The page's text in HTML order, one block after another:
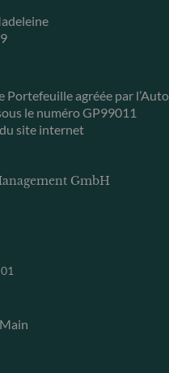
Portefeuille agréée par
le numéro GP99011
site internet
GmbH